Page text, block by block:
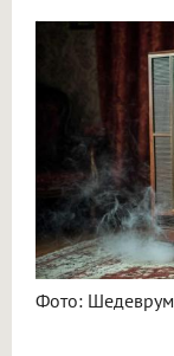
Фото: Шедеврум